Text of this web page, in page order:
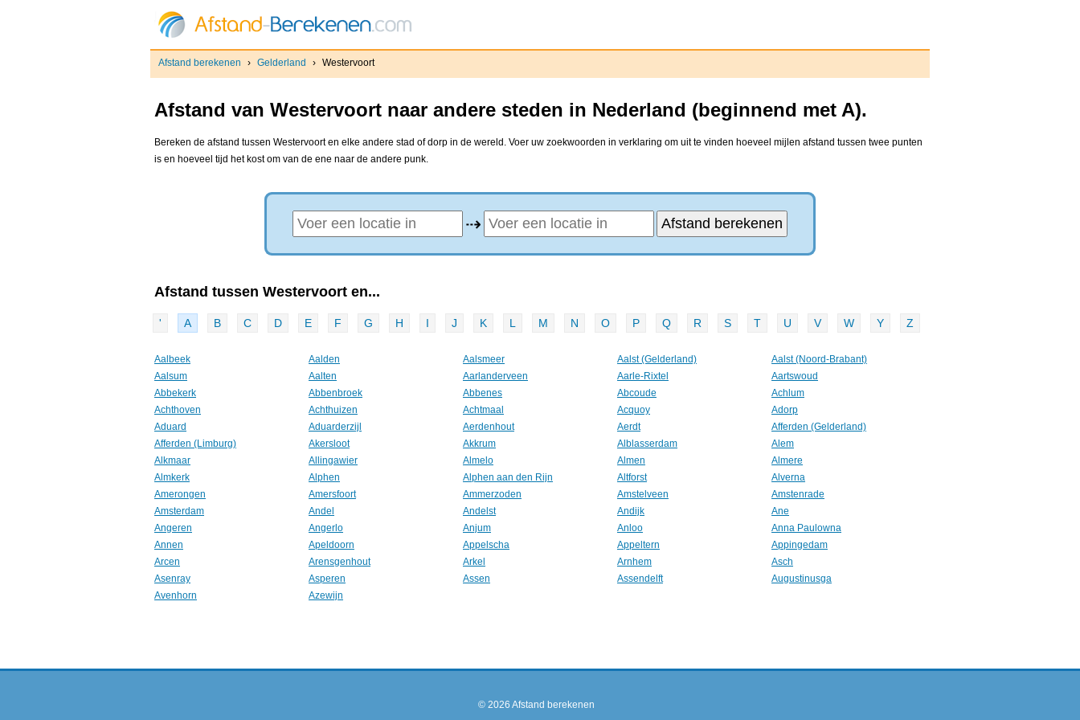
Afstand berekenen › Gelderland › Westervoort
Afstand van Westervoort naar andere steden in Nederland (beginnend met A).
Bereken de afstand tussen Westervoort en elke andere stad of dorp in de wereld. Voer uw zoekwoorden in verklaring om uit te vinden hoeveel mijlen afstand tussen twee punten
is en hoeveel tijd het kost om van de ene naar de andere punk.
⇢
Afstand tussen Westervoort en...
' A B C D E F G H I J K L M N O P Q R S T U V W Y Z
Aalbeek Aalden Aalsmeer Aalst (Gelderland)
Aalst (Noord-Brabant)
Aalsum
Aalten Aarlanderveen Aarle-Rixtel
Aartswoud
Abbekerk
Abbenbroek Abbenes Abcoude
Achlum
Achthoven
Achthuizen Achtmaal Acquoy
Adorp
Aduard
Aduarderzijl Aerdenhout Aerdt
Afferden (Gelderland)
Afferden (Limburg)
Akersloot Akkrum Alblasserdam
Alem
Alkmaar
Allingawier Almelo Almen
Almere
Almkerk
Alphen Alphen aan den Rijn Altforst
Alverna
Amerongen
Amersfoort Ammerzoden Amstelveen
Amstenrade
Amsterdam
Andel Andelst Andijk
Ane
Angeren
Angerlo Anjum Anloo
Anna Paulowna
Annen
Apeldoorn Appelscha Appeltern
Appingedam
Arcen
Arensgenhout Arkel Arnhem
Asch
Asenray
Asperen Assen Assendelft
Augustinusga
Avenhorn
Azewijn
© 2026 Afstand berekenen